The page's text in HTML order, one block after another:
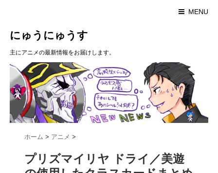
MENU
にゅうにゅうす
主にアニメの最新情報をお届けします。
ホーム > アニメ >
プリズマイリヤ ドライ／美遊